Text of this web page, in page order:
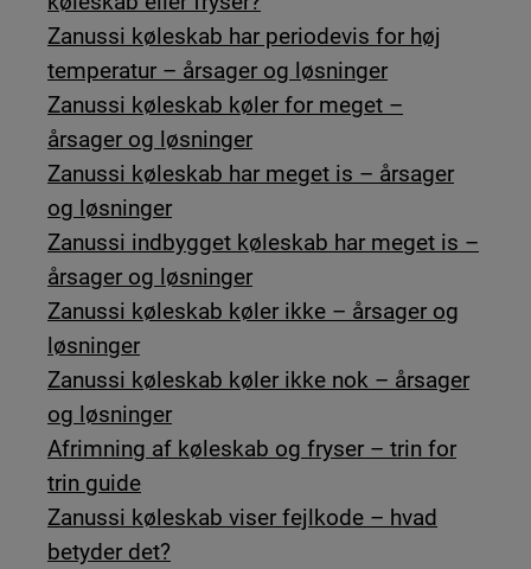
Zanussi køleskab har periodevis for høj
temperatur – årsager og løsninger
Zanussi køleskab køler for meget –
årsager og løsninger
Zanussi køleskab har meget is – årsager
og løsninger
Zanussi indbygget køleskab har meget is –
årsager og løsninger
Zanussi køleskab køler ikke – årsager og
løsninger
Zanussi køleskab køler ikke nok – årsager
og løsninger
Afrimning af køleskab og fryser – trin for
trin guide
Zanussi køleskab viser fejlkode – hvad
betyder det?